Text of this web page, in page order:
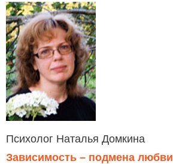
Психолог Наталья Домкина
Зависимость – подмена любви